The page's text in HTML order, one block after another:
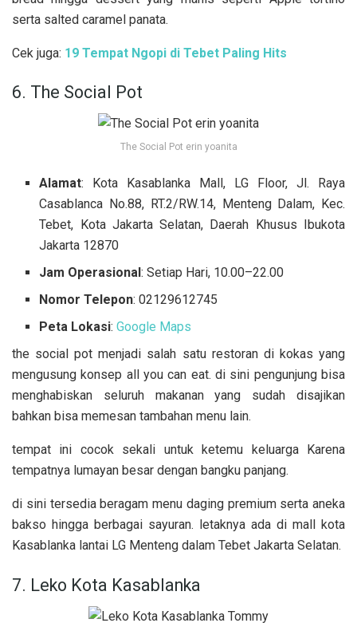
serta salted caramel panata.
Cek juga: 19 Tempat Ngopi di Tebet Paling Hits
6. The Social Pot
The Social Pot erin yoanita
Alamat: Kota Kasablanka Mall, LG Floor, Jl. Raya
Casablanca No.88, RT.2/RW.14, Menteng Dalam, Kec.
Tebet, Kota Jakarta Selatan, Daerah Khusus Ibukota
Jakarta 12870
Jam Operasional: Setiap Hari, 10.00–22.00
Nomor Telepon: 02129612745
Peta Lokasi:Google Maps
the social pot menjadi salah satu restoran di kokas yang
mengusung konsep all you can eat. di sini pengunjung bisa
menghabiskan seluruh makanan yang sudah disajikan
bahkan bisa memesan tambahan menu lain.
tempat ini cocok sekali untuk ketemu keluarga Karena
tempatnya lumayan besar dengan bangku panjang.
di sini tersedia beragam menu daging premium serta aneka
bakso hingga berbagai sayuran. letaknya ada di mall kota
Kasablanka lantai LG Menteng dalam Tebet Jakarta Selatan.
7. Leko Kota Kasablanka